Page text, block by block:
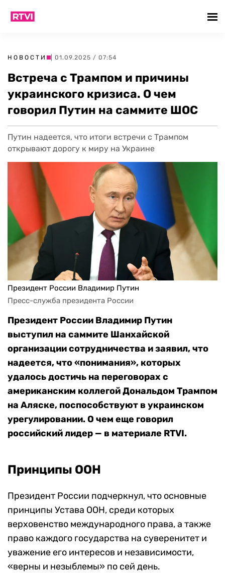
НОВОСТИ | 01.09.2025 / 07:54
Встреча с Трампом и причины
украинского кризиса. О чем
говорил Путин на саммите ШОС
Путин надеется, что итоги встречи с Трампом
открывают дорогу к миру на Украине
Президент России Владимир Путин
Пресс-служба президента России
Президент России Владимир Путин
выступил на саммите Шанхайской
организации сотрудничества и заявил, что
надеется, что «понимания», которых
удалось достичь на переговорах с
американским коллегой Дональдом Трампом
на Аляске, поспособствуют в украинском
урегулировании. О чем еще говорил
российский лидер — в материале RTVI.
Принципы ООН
Президент России подчеркнул, что основные
принципы Устава ООН, среди которых
верховенство международного права, а также
право каждого государства на суверенитет и
уважение его интересов и независимости,
«верны и незыблемы» по сей день.